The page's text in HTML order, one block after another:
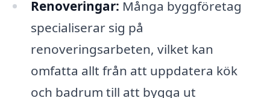
Renoveringar: Många byggföretag
specialiserar sig på
renoveringsarbeten, vilket kan
omfatta allt från att uppdatera kök
och badrum till att bygga ut